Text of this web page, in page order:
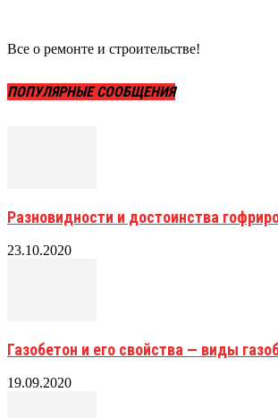
Все о ремонте и строительстве!
ПОПУЛЯРНЫЕ СООБЩЕНИЯ
Разновидности и достоинства
23.10.2020
Газобетон и его свойства — виды
19.09.2020